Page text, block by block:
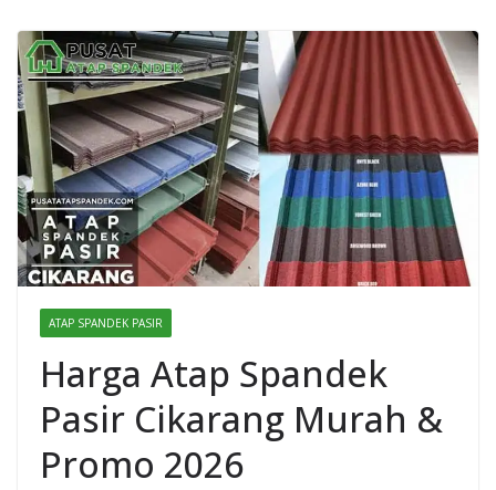
ATAP SPANDEK PASIR
Harga Atap Spandek
Pasir Cikarang Murah &
Promo 2026